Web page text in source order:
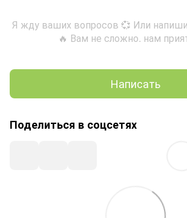
Я жду ваших вопросов 💞 Или
🔥 Вам не сложно. нам
Написать
Поделиться в соцсетях